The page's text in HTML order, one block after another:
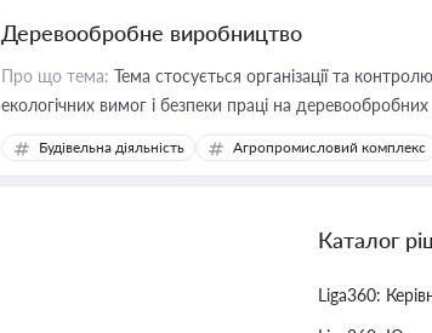
Деревообробне виробництво
Про що тема: Тема стосується організації та
екологічних вимог і безпеки праці на
Будівельна діяльність Агропромисловий комплекс
Каталог
Liga360: